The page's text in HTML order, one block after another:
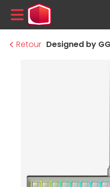
MENU
Retour